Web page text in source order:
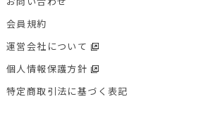
会員規約
運営会社について
個人情報保護方針
特定商取引法に基づく表記